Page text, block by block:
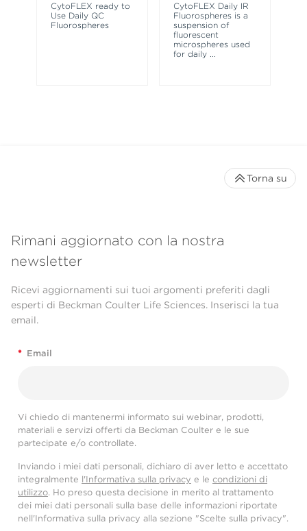
CytoFLEX ready to
Use Daily QC
Fluorospheres
CytoFLEX Daily IR
Fluorospheres is a
suspension of
fluorescent
microspheres used
for daily ...
Rimani aggiornato con la nostra
newsletter
Ricevi aggiornamenti sui tuoi argomenti preferiti dagli
esperti di Beckman Coulter Life Sciences. Inserisci la tua
email.
* Email
Vi chiedo di mantenermi informato sui webinar, prodotti,
materiali e servizi offerti da Beckman Coulter e le sue
partecipate e/o controllate.
Inviando i miei dati personali, dichiaro di aver letto e accettato
integralmente l'Informativa sulla privacy e le condizioni di
utilizzo. Ho preso questa decisione in merito al trattamento
dei miei dati personali sulla base delle informazioni riportate
nell'Informativa sulla privacy alla sezione "Scelte sulla privacy".
Torna su